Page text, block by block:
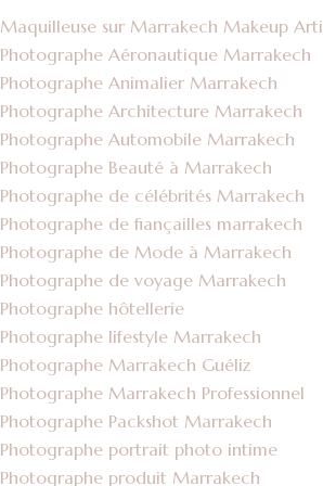
Maquilleuse sur Marrakech Makeup
Photographe Aéronautique Marrakech
Photographe Animalier Marrakech
Photographe Architecture Marrakech
Photographe Automobile Marrakech
Photographe Beauté à Marrakech
Photographe de célébrités Marrakech
Photographe de fiançailles marrakech
Photographe de Mode à Marrakech
Photographe de voyage Marrakech
Photographe hôtellerie
Photographe lifestyle Marrakech
Photographe Marrakech Guéliz
Photographe Marrakech Professionnel
Photographe Packshot Marrakech
Photographe portrait photo intime
Photographe produit Marrakech